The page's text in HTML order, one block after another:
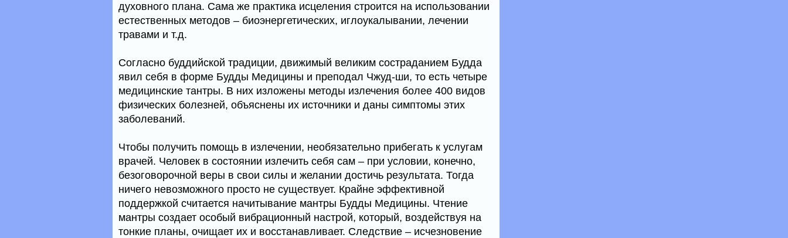
духовного плана. Сама же практика исцеления строится на использовании
естественных методов – биоэнергетических, иглоукалывании, лечении
травами и т.д.
Согласно буддийской традиции, движимый великим состраданием Будда
явил себя в форме Будды Медицины и преподал Чжуд-ши, то есть четыре
медицинские тантры. В них изложены методы излечения более 400 видов
физических болезней, объяснены их источники и даны симптомы этих
заболеваний.
Чтобы получить помощь в излечении, необязательно прибегать к услугам
врачей. Человек в состоянии излечить себя сам – при условии, конечно,
безоговорочной веры в свои силы и желании достичь результата. Тогда
ничего невозможного просто не существует. Крайне эффективной
поддержкой считается начитывание мантры Будды Медицины. Чтение
мантры создает особый вибрационный настрой, который, воздействуя на
тонкие планы, очищает их и восстанавливает. Следствие – исчезновение